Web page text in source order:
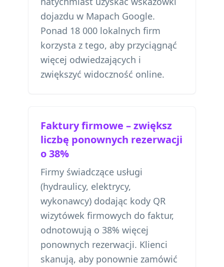
dojazdu w Mapach Google.
Ponad 18 000 lokalnych firm
korzysta z tego, aby przyciągnąć
więcej odwiedzających i
zwiększyć widoczność online.
Faktury firmowe – zwiększ
liczbę ponownych rezerwacji
o 38%
Firmy świadczące usługi
(hydraulicy, elektrycy,
wykonawcy) dodając kody QR
wizytówek firmowych do faktur,
odnotowują o 38% więcej
ponownych rezerwacji. Klienci
skanują, aby ponownie zamówić